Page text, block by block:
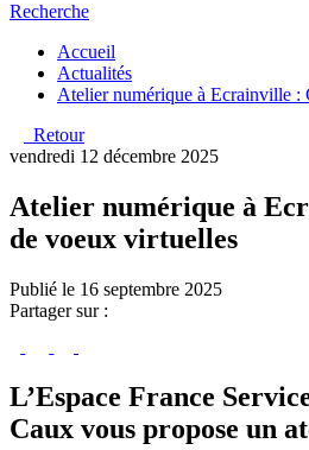
Recherche
Accueil
Actualités
Atelier numérique à Ecrainville :
Retour
vendredi 12 décembre 2025
Atelier numérique à
de voeux virtuelles
Publié le 16 septembre 2025
Partager sur :
L’Espace France
Caux vous propose un